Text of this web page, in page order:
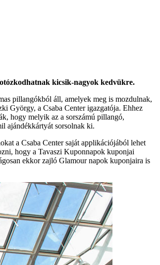
kicsik-nagyok kedvükre.
pillangókból áll, amelyek meg is mozdulnak,
György, a Csaba Center igazgatója. Ehhez
hogy melyik az a sorszámú pillangó,
ajándékkártyát sorsolnak ki.
a Csaba Center saját applikációjából lehet
hogy a Tavaszi Kuponnapok kuponjai
ekkor zajló Glamour napok kuponjaira is